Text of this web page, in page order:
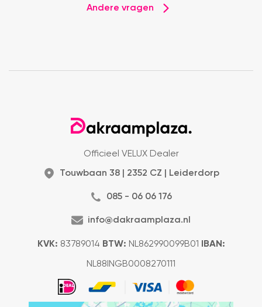
Andere vragen
Officieel VELUX Dealer
Touwbaan 38 | 2352 CZ | Leiderdorp
085 - 06 06 176
info@dakraamplaza.nl
KVK: 83789014 BTW: NL862990099B01 IBAN:
NL88INGB0008270111